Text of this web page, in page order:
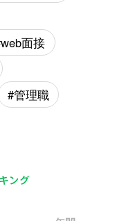
web面接
管理職